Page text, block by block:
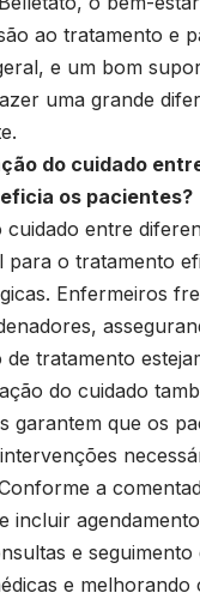
ao tratamento e
e um bom
uma grande
do cuidado
os pacientes?
entre
para o tratamento
Enfermeiros
tratamento
do cuidado
garantem que os
a
incluir
e seguimento
e melhorando